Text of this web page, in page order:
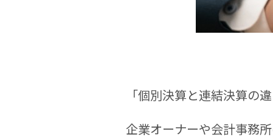
「個別決算と連結決算の
企業オーナーや会計事務